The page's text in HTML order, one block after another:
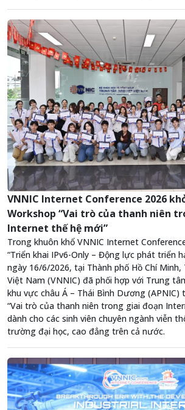
VNNIC Internet Conference 2026
Workshop “Vai trò của thanh niên
Internet thế hệ mới”
Trong khuôn khổ VNNIC Internet
“Triển khai IPv6-Only – Động lực phát triển
ngày 16/6/2026, tại Thành phố Hồ Chí
Việt Nam (VNNIC) đã phối hợp với Trung
khu vực châu Á – Thái Bình Dương (APNIC)
“Vai trò của thanh niên trong giai đoạn
dành cho các sinh viên chuyên ngành viễn
trường đại học, cao đẳng trên cả nước.